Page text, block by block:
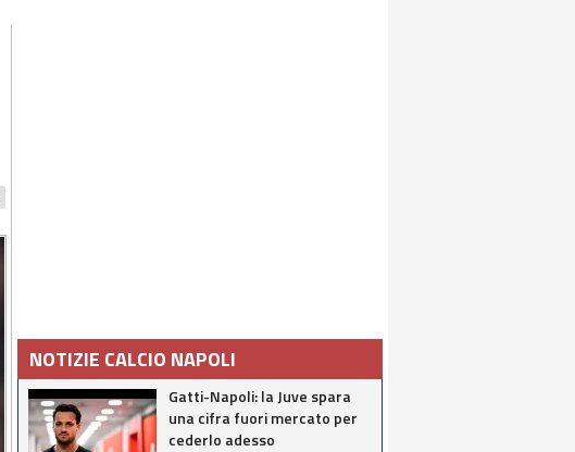
NOTIZIE CALCIO NAPOLI
Gatti-Napoli: la Juve spara
una cifra fuori mercato per
cederlo adesso